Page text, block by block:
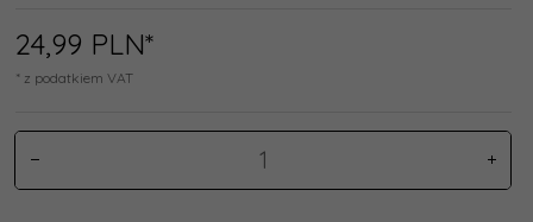
24,99 PLN*
* z podatkiem VAT